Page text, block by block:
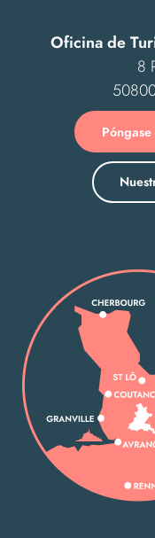
Oficina de
8